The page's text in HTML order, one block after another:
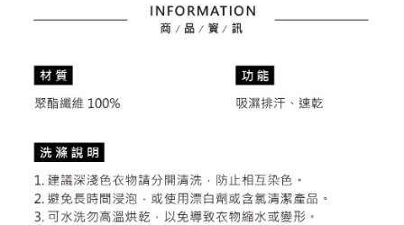
ます。当サービスご利用の際に提供しなければならない個人情報（注文者
の氏名、電話番号、受取人の氏名、電話番号、受取人住所を含むがこれに
す。AFTEEの個人情報の収集、処理、利用について、詳細はAFTEE公式ホ
ームページの『個人情報の収集、処理及び利用に関する声明』をご参照く
ださい（https://aftee.tw/privacypolicy/
ります。支払い期限を過ぎた場合、その金額に基づいて年利20%の遅延滞
納金が加算されます。未成年の利用者は、事前に法定代理人または後見人
の同意を得ればAFTEEをご利用いただけます。
個人情報の処理、利用について疑問がある、または関連する法律の権利を
離島宅配